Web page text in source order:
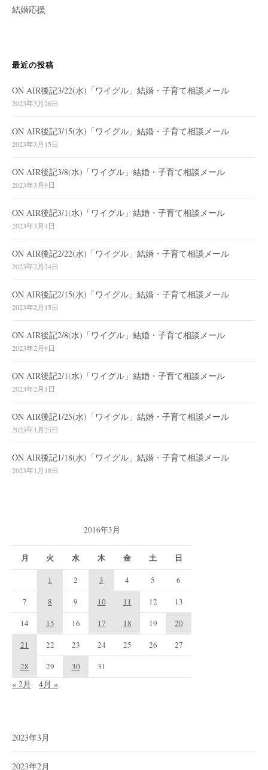
結婚応援
最近の投稿
ON AIR後記3/22(水)「ワイグル」結婚・子育て相談メール
2023年3月26日
ON AIR後記3/15(水)「ワイグル」結婚・子育て相談メール
2023年3月15日
ON AIR後記3/8(水)「ワイグル」結婚・子育て相談メール
2023年3月9日
ON AIR後記3/1(水)「ワイグル」結婚・子育て相談メール
2023年3月4日
ON AIR後記2/22(水)「ワイグル」結婚・子育て相談メール
2023年2月24日
ON AIR後記2/15(水)「ワイグル」結婚・子育て相談メール
2023年2月15日
ON AIR後記2/8(水)「ワイグル」結婚・子育て相談メール
2023年2月9日
ON AIR後記2/1(水)「ワイグル」結婚・子育て相談メール
2023年2月1日
ON AIR後記1/25(水)「ワイグル」結婚・子育て相談メール
2023年1月25日
ON AIR後記1/18(水)「ワイグル」結婚・子育て相談メール
2023年1月18日
2016年3月
月 火 水 木 金 土 日
1 2 3 4 5
6
7
8 9 10 11 12
13
14
15 16 17 18 19
20
21
22 23 24 25 26
27
28
29 30 31
« 2月 4月 »
2023年3月
2023年2月